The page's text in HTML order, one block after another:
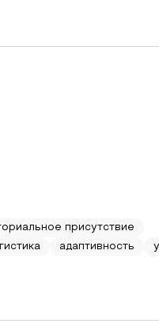
присутствие
адаптивность